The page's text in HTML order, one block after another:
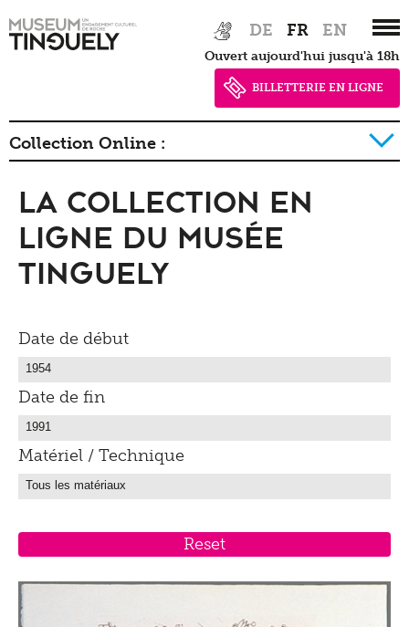
Hauptnavigation
to
DE FR EN
Ouvert aujourd'hui jusqu'à 18h
BILLETTERIE EN LIGNE
Collection Online :
La collection détail
La collection en
Ligne du Musée
Tinguely
Date de début
Date de fin
Matériel / Technique